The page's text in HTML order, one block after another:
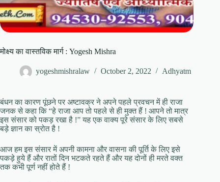
मोक्ष्य का वास्तविक मार्ग : Yogesh Mishra
yogeshmishralaw October 2, 2022 Adhyatm
बंधन का कारण पूंछने पर अष्टावक्र ने अपने पहले प्रवचन में ही राजा
जनक से कहा कि “हे राजा आप तो पहले से ही मुक्त हैं ! आपने तो मात्र
इस संसार को पकड़ रखा है !” यह एक वाक्य पूरे संसार के लिए सबसे
बड़े ज्ञान का स्रोत है !
आज हम इस संसार में अपनी कामना और वासना की पूर्ति के लिए इसे
पकड़े हुये हैं और रातों दिन भटकते रहते हैं और यह दोनों ही मरते वक्त
तक कभी पूर्ण नहीं होते हैं !